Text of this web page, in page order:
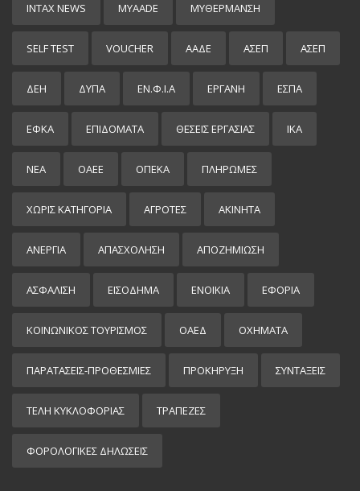
INTAX NEWS MYAADE MYΘΈΡΜΑΝΣΗ
SELF TEST VOUCHER ΑΑΔΕ ΑΣΕΠ ΑΣΕΠ
ΔΕΗ ΔΥΠΑ ΕΝ.Φ.Ι.Α ΕΡΓΑΝΗ ΕΣΠΑ
ΕΦΚΑ ΕΠΙΔΌΜΑΤΑ ΘΕΣΕΙΣ ΕΡΓΑΣΙΑΣ ΙΚΑ
ΝΕΑ ΟΑΕΕ ΟΠΕΚΑ ΠΛΗΡΩΜΕΣ
ΧΩΡΊΣ ΚΑΤΗΓΟΡΊΑ ΑΓΡΟΤΕΣ ΑΚΙΝΗΤΑ
ΑΝΕΡΓΙΑ ΑΠΑΣΧΟΛΗΣΗ ΑΠΟΖΗΜΙΩΣΗ
ΑΣΦΑΛΙΣΗ ΕΙΣΌΔΗΜΑ ΕΝΟΙΚΙΑ ΕΦΟΡΙΑ
ΚΟΙΝΩΝΙΚΟΣ ΤΟΥΡΙΣΜΟΣ ΟΑΕΔ ΟΧΗΜΑΤΑ
ΠΑΡΑΤΑΣΕΙΣ-ΠΡΟΘΕΣΜΙΕΣ ΠΡΟΚΉΡΥΞΗ ΣΥΝΤΑΞΕΙΣ
ΤΕΛΗ ΚΥΚΛΟΦΟΡΙΑΣ ΤΡΑΠΕΖΕΣ
ΦΟΡΟΛΟΓΙΚΕΣ ΔΗΛΩΣΕΙΣ